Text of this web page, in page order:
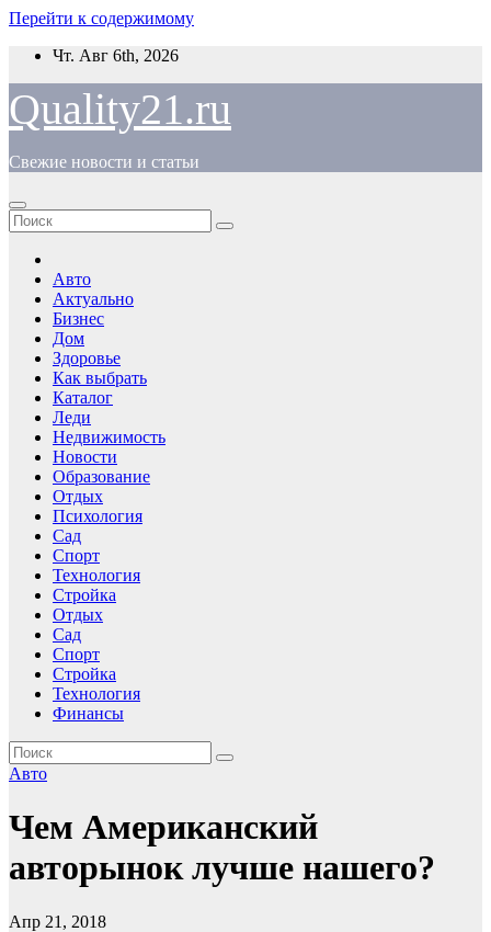
Перейти к содержимому
Чт. Авг 6th, 2026
Quality21.ru
Свежие новости и статьи
Авто
Актуально
Бизнес
Дом
Здоровье
Как выбрать
Каталог
Леди
Недвижимость
Новости
Образование
Отдых
Психология
Сад
Спорт
Технология
Стройка
Отдых
Сад
Спорт
Стройка
Технология
Финансы
Авто
Чем Американский
авторынок лучше нашего?
Апр 21, 2018